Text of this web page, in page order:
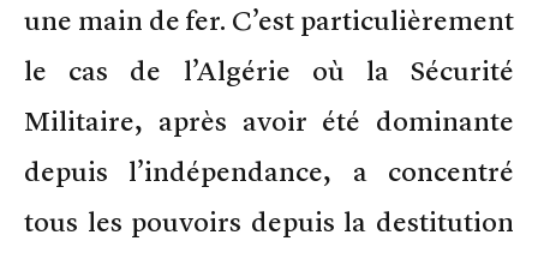
une main de fer. C’est particulièrement
le cas de l’Algérie où la Sécurité
Militaire, après avoir été dominante
depuis l’indépendance, a concentré
tous les pouvoirs depuis la destitution